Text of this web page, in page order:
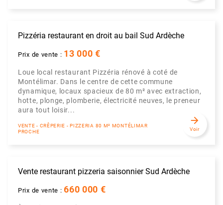
Pizzéria restaurant en droit au bail Sud Ardèche
Prix de vente : 13 000 €
Loue local restaurant Pizzéria rénové à coté de
Montélimar. Dans le centre de cette commune
dynamique, locaux spacieux de 80 m² avec extraction,
hotte, plonge, plomberie, électricité neuves, le preneur
aura tout loisir...
VENTE - CRÊPERIE - PIZZERIA 80 M² MONTÉLIMAR
PROCHE
arrow_forward
Voir
Vente restaurant pizzeria saisonnier Sud Ardèche
Prix de vente :660 000 €